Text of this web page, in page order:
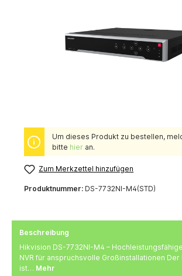
Um dieses Produkt zu bestellen,
bitte hieran.
Zum Merkzettel hinzufügen
Produktnummer: DS-7732NI-M4(STD)
Beschreibung
Hikvision DS-7732NI-M4 –
NVR für anspruchsvolle Großinstallationen
ist… Mehr